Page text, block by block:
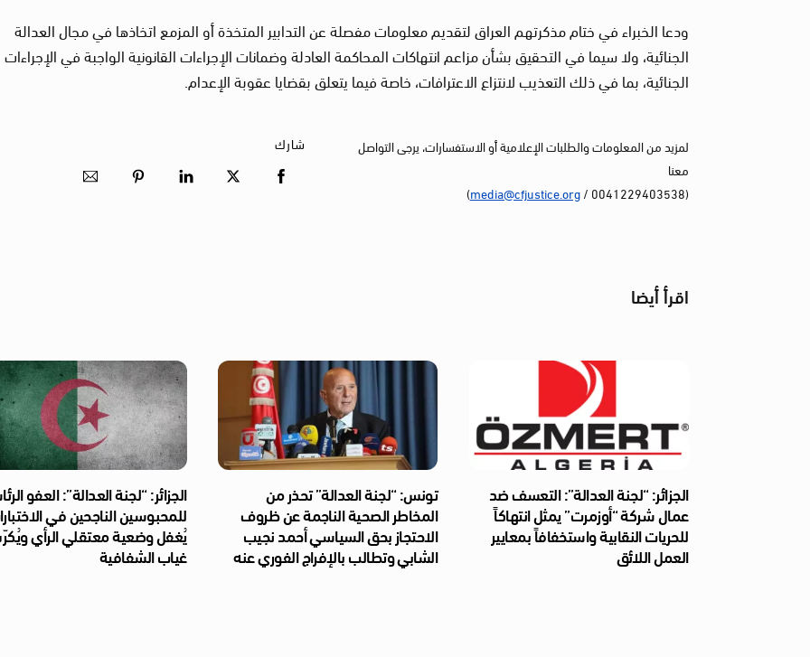
ودعا الخبراء في ختام مذكرتهم العراق لتقديم معلومات مفصلة عن التدابير المتخذة أو المزمع اتخاذها في مجال العدالة
الجنائية، ولا سيما في التحقيق بشأن مزاعم انتهاكات المحاكمة العادلة وضمانات الإجراءات القانونية الواجبة في الإجراءات
الجنائية، بما في ذلك التعذيب لانتزاع الاعترافات، خاصة فيما يتعلق بقضايا عقوبة الإعدام.
لمزيد من المعلومات والطلبات الإعلامية أو الاستفسارات، يرجى التواصل
معنا
(0041229403538 /
media@cfjustice.org
)
شارك
اقرأ أيضا
الجزائر: “لجنة العدالة”: التعسف ضد
عمال شركة “أوزمرت” يمثل انتهاكاً
للحريات النقابية واستخفافاً بمعايير
العمل اللائق
تونس: “لجنة العدالة” تحذر من
المخاطر الصحية الناجمة عن ظروف
الاحتجاز بحق السياسي أحمد نجيب
الشابي وتطالب بالإفراج الفوري عنه
الجزائر: “لجنة العدالة”: العفو
للمحبوسين الناجحين في
يُغفل وضعية معتقلي الرأي
غياب الشفافية